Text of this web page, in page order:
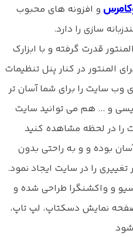
و افزونه های محبوب
سازی را دارد.
قدرت گرفته و با ابزارک
المنتور در کنار پنل تنظیمات
سایت را برای شما آسان تر
و ... هم می توانید سایت
را در لحظه مشاهده کنید
بوده و و به راحتی بدون
را در سایت ایجاد نمود.
و واکشنگرا طراحی شده و
نمایش دسکتاپ، لپ تاپ،